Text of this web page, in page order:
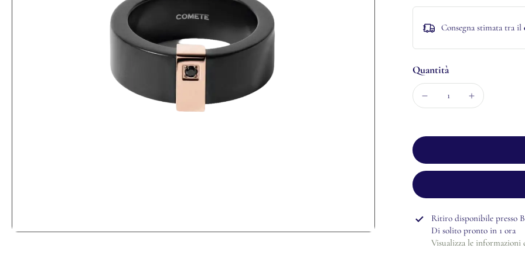
Consegna stimata tra il
Quantità
Ritiro disponibile presso
Di solito pronto in 1 ora
Visualizza le informazioni